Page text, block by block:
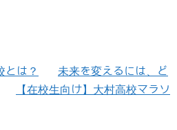
とは？
未来を変えるには、ど
【在校生向け】大村高校マラソ